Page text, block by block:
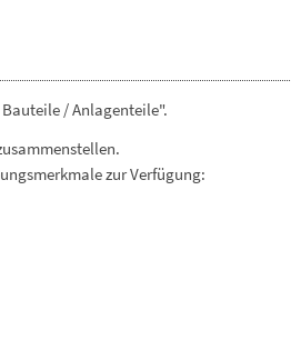
/ Anlagenteile".
zur Verfügung: